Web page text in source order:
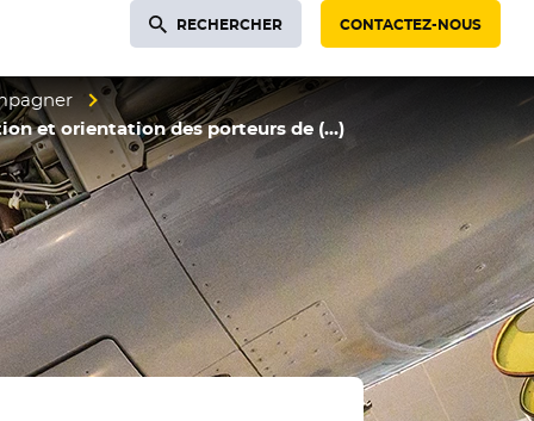
RECHERCHER CONTACTEZ-NOUS
et orientation des porteurs de (…)